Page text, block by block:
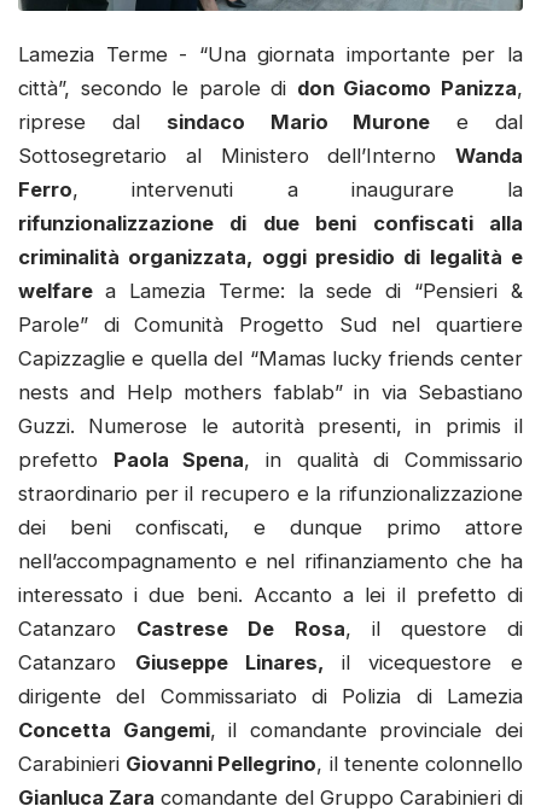
Lamezia Terme - “Una giornata importante per la
città”, secondo le parole di don Giacomo Panizza,
riprese dal sindaco Mario Murone e dal
Sottosegretario al Ministero dell’Interno Wanda
Ferro, intervenuti a inaugurare la
rifunzionalizzazione di due beni confiscati alla
criminalità organizzata, oggi presidio di legalità e
welfare a Lamezia Terme: la sede di “Pensieri &
Parole” di Comunità Progetto Sud nel quartiere
Capizzaglie e quella del “Mamas lucky friends center
nests and Help mothers fablab” in via Sebastiano
Guzzi. Numerose le autorità presenti, in primis il
prefetto Paola Spena, in qualità di Commissario
straordinario per il recupero e la rifunzionalizzazione
dei beni confiscati, e dunque primo attore
nell’accompagnamento e nel rifinanziamento che ha
interessato i due beni. Accanto a lei il prefetto di
Catanzaro Castrese De Rosa, il questore di
Catanzaro Giuseppe Linares, il vicequestore e
dirigente del Commissariato di Polizia di Lamezia
Concetta Gangemi, il comandante provinciale dei
Carabinieri Giovanni Pellegrino, il tenente colonnello
Gianluca Zara comandante del Gruppo Carabinieri di